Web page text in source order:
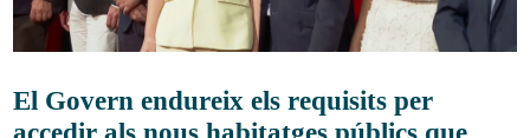
El Govern endureix els requisits per